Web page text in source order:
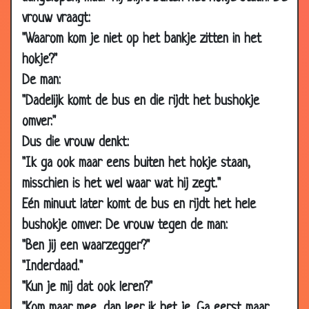
vrouw vraagt:
"Waarom kom je niet op het bankje zitten in het
hokje?"
De man:
"Dadelijk komt de bus en die rijdt het bushokje
omver."
Dus die vrouw denkt:
"Ik ga ook maar eens buiten het hokje staan,
misschien is het wel waar wat hij zegt."
Eén minuut later komt de bus en rijdt het hele
bushokje omver. De vrouw tegen de man:
"Ben jij een waarzegger?"
"Inderdaad."
"Kun je mij dat ook leren?"
26 Feb
2007
Logica
26 Feb
2007
Are you finish 3.37
19 Feb
2007
18 Feb
2007
12 Feb
2007
Iets heel bijzonders!!!!!!!!
12 Feb
2007
Keuzes
12 Feb
2007
Koffie en vrouwen
11 Feb
2007
Terroristen